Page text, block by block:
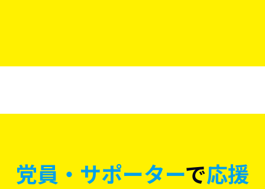
党員・サポーターで応援